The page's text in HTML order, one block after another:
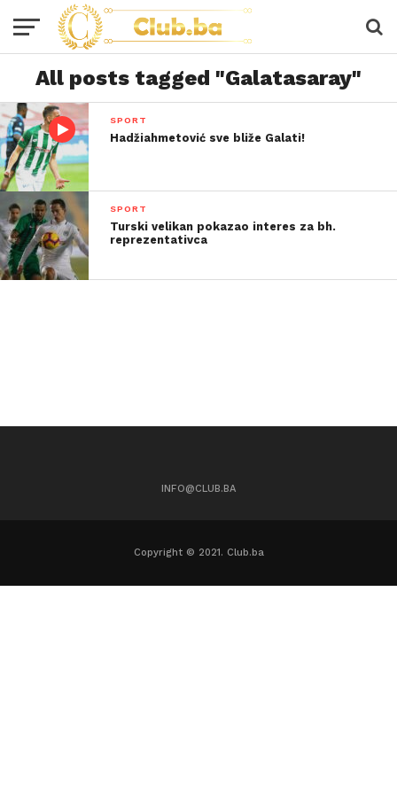
All posts tagged "Galatasaray"
SPORT
Hadžiahmetović sve bliže Galati!
SPORT
Turski velikan pokazao interes za bh.
reprezentativca
INFO@CLUB.BA
Copyright © 2021. Club.ba